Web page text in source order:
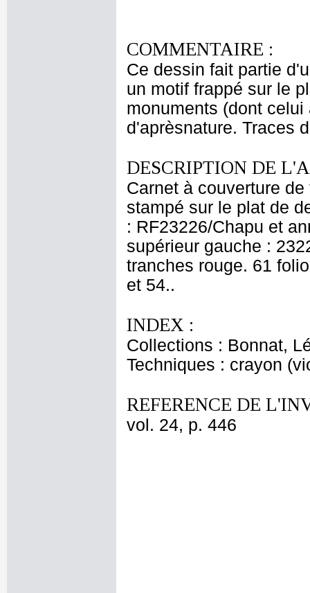
COMMENTAIRE :
Ce dessin fait partie
un motif frappé sur le
monuments (dont
d'aprèsnature. Traces
DESCRIPTION DE
Carnet à couverture
stampé sur le plat de
: RF23226/Chapu et
supérieur gauche :
tranches rouge. 61
et 54..
INDEX :
Collections : Bonnat,
Techniques : crayon
REFERENCE DE
vol. 24, p. 446